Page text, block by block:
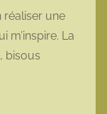
réaliser une
m’inspire. La
bisous